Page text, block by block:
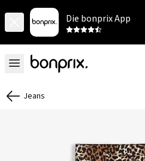
Die bonprix App
Jeans